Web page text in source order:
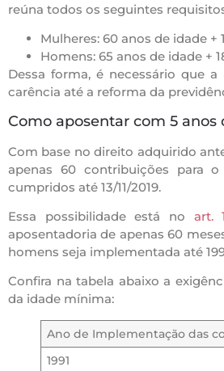
reúna todos os seguintes requisitos
Mulheres: 60 anos de idade +
Homens: 65 anos de idade +
Dessa forma, é necessário que
carência até a reforma da
Como aposentar com 5 anos
Com base no direito adquirido
apenas 60 contribuições para
cumpridos até 13/11/2019.
Essa possibilidade está no art.
aposentadoria de apenas 60
homens seja implementada até
Confira na tabela abaixo a
da idade mínima:
Ano de Implementação das
1991